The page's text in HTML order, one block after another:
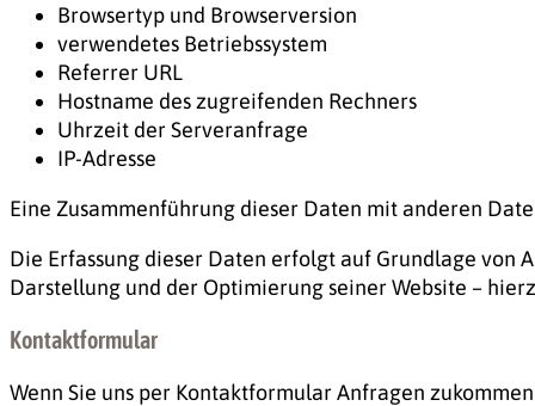
Browsertyp und Browserversion
verwendetes Betriebssystem
Referrer URL
Hostname des zugreifenden Rechners
Uhrzeit der Serveranfrage
IP-Adresse
Eine Zusammenführung dieser Daten mit anderen
Die Erfassung dieser Daten erfolgt auf Grundlage von
Darstellung und der Optimierung seiner Website –
Kontaktformular
Wenn Sie uns per Kontaktformular Anfragen